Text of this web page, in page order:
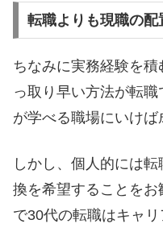
転職よりも現職の
ちなみに実務経験を
っ取り早い方法が転
が学べる職場にいけば
しかし、個人的には
換を希望することを
で30代の転職はキャ